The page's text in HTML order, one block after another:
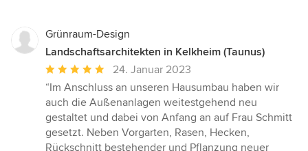
Grünraum-Design
Landschaftsarchitekten in Kelkheim (Taunus)
Durchschnittliche
Bewertung:
5
von
5
Sternen
24. Januar 2023
“Im Anschluss an unseren Hausumbau haben wir
auch die Außenanlagen weitestgehend neu
gestaltet und dabei von Anfang an auf Frau Schmitt
gesetzt. Neben Vorgarten, Rasen, Hecken,
Rückschnitt bestehender und Pflanzung neuer